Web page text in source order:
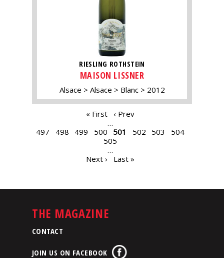
RIESLING ROTHSTEIN
MAISON LISSNER
Alsace Alsace Blanc 2012
« First
‹ Prev
…
497
498 499 500 501 502 503
504
505
…
Next ›
Last »
THE MAGAZINE
CONTACT
JOIN US ON FACEBOOK